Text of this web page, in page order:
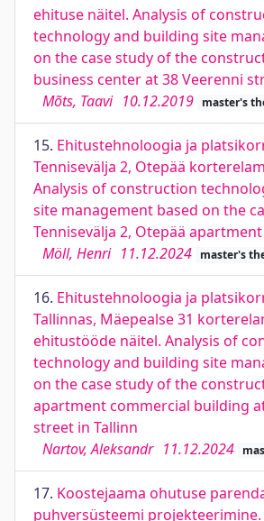
ehituse näitel. Analysis of
technology and building site
on the case study of the
business center at 38 Veerenni
Mõts, Taavi 10.12.2019 master's
15. Ehitustehnoloogia ja
Tennisevälja 2, Otepää
Analysis of construction
site management based on the
Tennisevälja 2, Otepää
Möll, Henri 11.12.2024 master's
16. Ehitustehnoloogia ja
Tallinnas, Mäepealse 31
ehitustööde näitel. Analysis of
technology and building site
on the case study of the
apartment commercial building
street in Tallinn
Nartov, Aleksandr 11.12.2024
17. Koostejaama ohutuse
puhversüsteemi